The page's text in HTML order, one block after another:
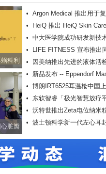
科利
器
脏瓣
• Argon Medical 推出用于
同轴导引器套件
•
HeiQ 推出 HeiQ Skin
• 中大医学院成功研发新技
物移植成效
•
LIFE FITNESS 宣布推出
SYMBIO，重塑健身体验
•
因美纳推出先进的液体活
景变异分析
• 新品发布 -- Eppendorf
艳上市
• 博朗IRT6525耳温枪中国
趋势
• 东软智睿「极光智慧放疗
• 沃特世推出Zeta电位纳米
法光散射测量的速度和灵敏
• 波士顿科学新一代左心耳